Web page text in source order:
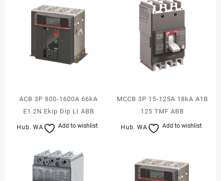
ACB 3P 800-1600A 66kA
E1.2N Ekip Dip LI ABB
Hub. WA Add to wishlist
MCCB 3P 15-125A 18kA A1B
125 TMF ABB
Hub. WA Add to wishlist